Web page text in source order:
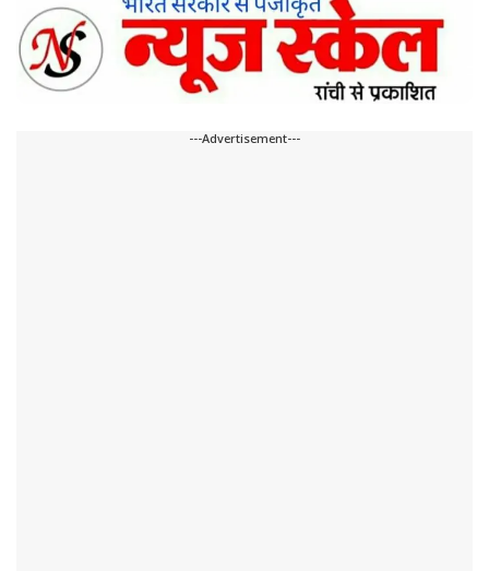
---Advertisement---